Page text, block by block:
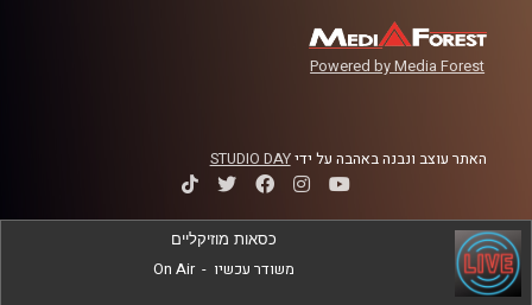
https://jazzclub.internalcompassmusic.com/
https://www.facebook.com/share/1Hv4y9aM3j/
https://live.tickchak.co.il/Bellaciao-live
Powered by Media Forest
האתר עוצב ונבנה באהבה על ידיSTUDIO DAY
כסאות מוזיקליים
משודר עכשיו -
On Air